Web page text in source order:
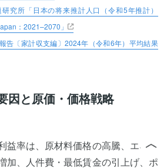
究所「日本の将来推計人口（令和5年推計）
：2021–2070」
告〔家計収支編〕2024年（令和6年）平均結果
因と原価・価格戦略
益率は、原材料価格の高騰、エネル
加、人件費・最低賃金の引上げ、ポ